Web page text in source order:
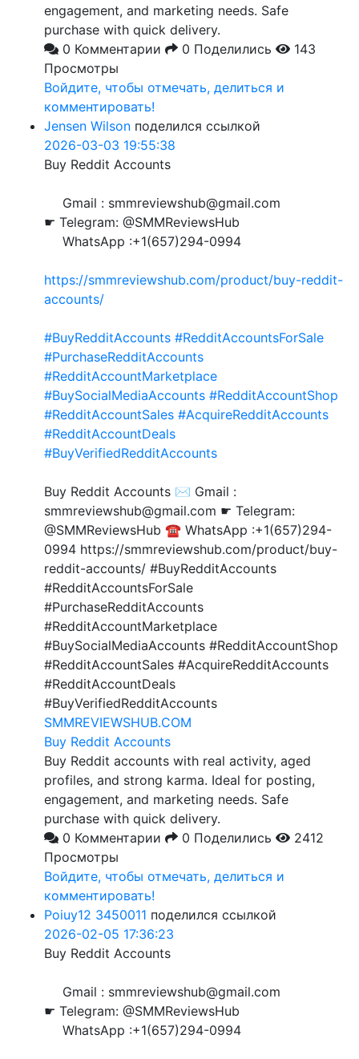
engagement, and marketing needs. Safe
purchase with quick delivery.
0 Комментарии
0 Поделились
143
Просмотры
Войдите, чтобы отмечать, делиться и
комментировать!
Jensen Wilson поделился ссылкой
2026-03-03 19:55:38
Buy Reddit Accounts
Gmail : smmreviewshub@gmail.com
☛ Telegram: @SMMReviewsHub
WhatsApp :+1(657)294-0994
https://smmreviewshub.com/product/buy-reddit-
accounts/
#BuyRedditAccounts #RedditAccountsForSale
#PurchaseRedditAccounts
#RedditAccountMarketplace
#BuySocialMediaAccounts #RedditAccountShop
#RedditAccountSales #AcquireRedditAccounts
#RedditAccountDeals
#BuyVerifiedRedditAccounts
Buy Reddit Accounts ✉️ Gmail :
smmreviewshub@gmail.com ☛ Telegram:
@SMMReviewsHub ☎️ WhatsApp :+1(657)294-
0994 https://smmreviewshub.com/product/buy-
reddit-accounts/ #BuyRedditAccounts
#RedditAccountsForSale
#PurchaseRedditAccounts
#RedditAccountMarketplace
#BuySocialMediaAccounts #RedditAccountShop
#RedditAccountSales #AcquireRedditAccounts
#RedditAccountDeals
#BuyVerifiedRedditAccounts
SMMREVIEWSHUB.COM
Buy Reddit Accounts
Buy Reddit accounts with real activity, aged
profiles, and strong karma. Ideal for posting,
engagement, and marketing needs. Safe
purchase with quick delivery.
0 Комментарии
0 Поделились
2412
Просмотры
Войдите, чтобы отмечать, делиться и
комментировать!
Poiuy12 3450011 поделился ссылкой
2026-02-05 17:36:23
Buy Reddit Accounts
Gmail : smmreviewshub@gmail.com
☛ Telegram: @SMMReviewsHub
WhatsApp :+1(657)294-0994